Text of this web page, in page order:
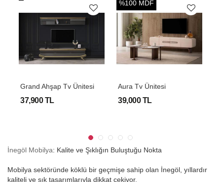
Grand Ahşap Tv Ünitesi
37,900 TL
%100 MDF
Aura Tv Ünitesi
39,000 TL
İnegöl Mobilya: Kalite ve Şıklığın Buluştuğu Nokta
Mobilya sektöründe köklü bir geçmişe sahip olan İnegöl, yıllardır
kaliteli ve şık tasarımlarıyla dikkat çekiyor.